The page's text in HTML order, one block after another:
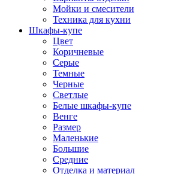
Мойки и смесители
Техника для кухни
Шкафы-купе
Цвет
Коричневые
Серые
Темные
Черные
Светлые
Белые шкафы-купе
Венге
Размер
Маленькие
Большие
Средние
Отделка и материал